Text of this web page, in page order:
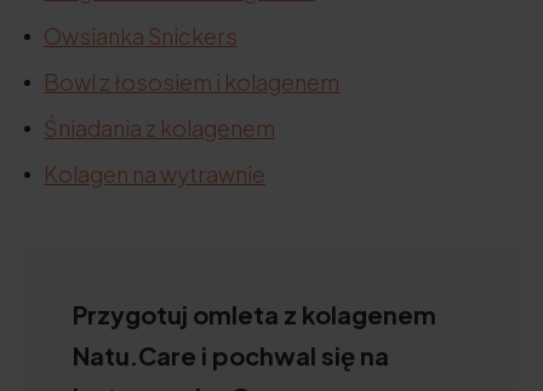
Owsianka Snickers
Bowl z łososiem i kolagenem
Śniadania z kolagenem
Kolagen na wytrawnie
Przygotuj omleta z kolagenem
Natu.Care i pochwal się na